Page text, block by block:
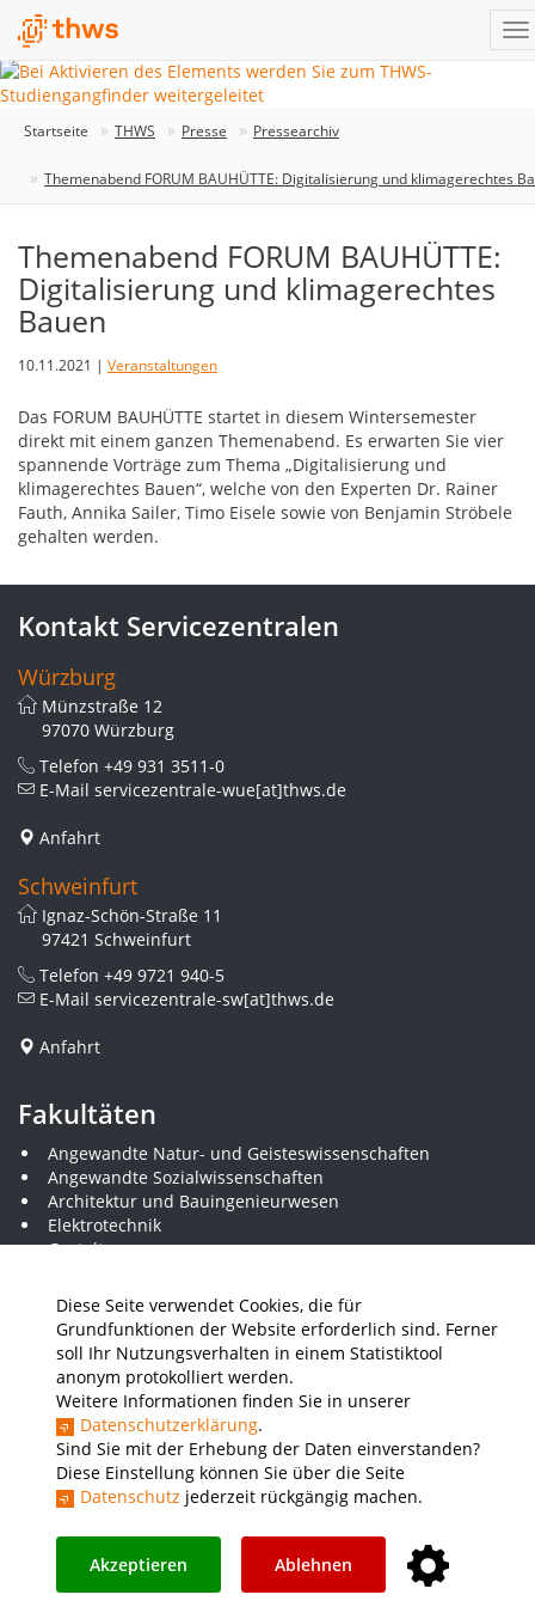
Diese Seite verwendet Cookies, die für
Grundfunktionen der Website erforderlich sind. Ferner
soll Ihr Nutzungsverhalten in einem Statistiktool
anonym protokolliert werden.
Weitere Informationen finden Sie in unserer
Datenschutzerklärung.
Sind Sie mit der Erhebung der Daten einverstanden?
Diese Einstellung können Sie über die Seite
Datenschutz jederzeit rückgängig machen.
Akzeptieren Ablehnen
Startseite THWS Presse Pressearchiv
Themenabend FORUM BAUHÜTTE: Digitalisierung und klimagerechtes
Themenabend FORUM BAUHÜTTE:
Digitalisierung und klimagerechtes
Bauen
10.11.2021 | Veranstaltungen
Das FORUM BAUHÜTTE startet in diesem Wintersemester
direkt mit einem ganzen Themenabend. Es erwarten Sie vier
spannende Vorträge zum Thema „Digitalisierung und
klimagerechtes Bauen“, welche von den Experten Dr. Rainer
Fauth, Annika Sailer, Timo Eisele sowie von Benjamin Ströbele
gehalten werden.
Kontakt Servicezentralen
Würzburg
Münzstraße 12
97070 Würzburg
Telefon +49 931 3511-0
E-Mail servicezentrale-wue[at]thws.de
Anfahrt
Schweinfurt
Ignaz-Schön-Straße 11
97421 Schweinfurt
Telefon +49 9721 940-5
E-Mail servicezentrale-sw[at]thws.de
Anfahrt
Fakultäten
Angewandte Natur- und Geisteswissenschaften
Angewandte Sozialwissenschaften
Architektur und Bauingenieurwesen
Elektrotechnik
Gestaltung
Kunststofftechnik und Vermessung
Maschinenbau
THWS Business School
Wirtschaftsingenieurwesen
Presse Stellenausschreibungen Intranet THWS Store
Instagram YouTube LinkedIn
Impressum Barrierefreiheit Datenschutz